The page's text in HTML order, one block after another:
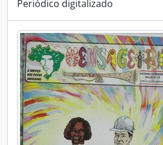
Periódico digitalizado